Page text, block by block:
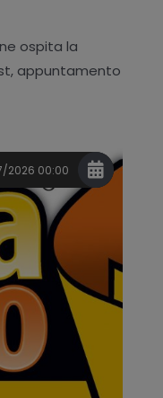
ospita la
appuntamento
2026 00:00